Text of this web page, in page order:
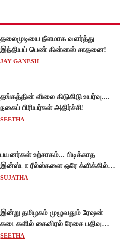
தலைமுடியை நீளமாக வளர்த்து
இந்தியப் பெண் கின்னஸ் சாதனை!
JAY GANESH
தங்கத்தின் விலை கிடுகிடு உயர்வு....
நகைப் பிரியர்கள் அதிர்ச்சி!
SEETHA
பயனர்கள் உற்சாகம்... பிடிக்காத
இன்ஸ்டா ரீல்ஸ்களை ஒரே க்ளிக்கில்
மாற்றியமைக்கலாம்!
SUJATHA
இன்று தமிழகம் முழுவதும் ரேஷன்
கடைகளில் கைவிரல் ரேகை பதிவு
சிறப்பு முகாம்!
SEETHA